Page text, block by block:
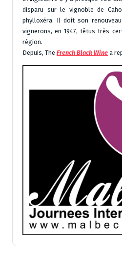
disparu sur le vignoble de
phylloxéra. Il doit son
vignerons, en 1947, têtus très
région.
Depuis, The French Black Wine a